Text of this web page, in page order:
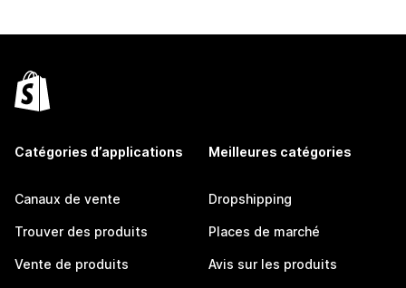
Catégories d’applications
Canaux de vente
Trouver des produits
Vente de produits
Meilleures catégories
Dropshipping
Places de marché
Avis sur les produits